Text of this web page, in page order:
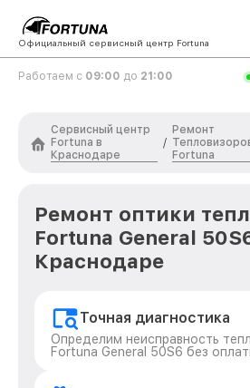
Официальный сервисный центр Fortuna
Работаем с 09:00 до 21:00
Сервисный центр
Fortuna в
Краснодаре
/
Ремонт
Fortuna
Ремонт оптики
Fortuna General
Краснодаре
Точная диагностика
Определим неисправность
Fortuna General 50S6 без